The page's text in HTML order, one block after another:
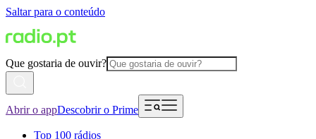
Saltar para o conteúdo
Que gostaria de ouvir?
Abrir o appDescobrir o Prime
Top 100 rádios